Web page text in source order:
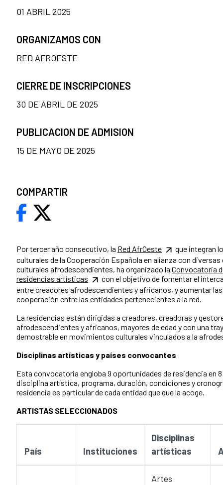
Por tercer año consecutivo, la Red AfrOeste
que integran
culturales de la Cooperación Española en alianza con
culturales afrodescendientes, ha organizado la Convocatoria
residencias artísticas
con el objetivo de fomentar el
entre creadores afrodescendientes y africanos, y aumentar
cooperación entre las entidades pertenecientes a la red.
La residencias están dirigidas a creadores, creadoras y
afrodescendientes y africanos, mayores de edad y con una
demostrable en movimientos culturales vinculados a la
Disciplinas artísticas y países convocantes
Esta convocatoria engloba 9 oportunidades de residencia en
disciplina artística, programa, duración, condiciones y
residencia es particular de cada entidad que que la acoge.
ARTISTAS SELECCIONADOS
País Instituciones
Disciplinas
artísticas
Artes
01 ABRIL 2025
ORGANIZAMOS CON
RED AFROESTE
CIERRE DE INSCRIPCIONES
30 DE ABRIL DE 2025
PUBLICACION DE ADMISION
15 DE MAYO DE 2025
COMPARTIR